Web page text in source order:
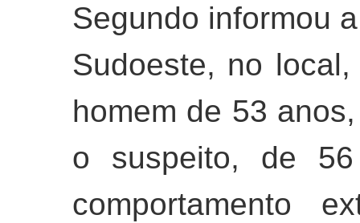
Segundo informou
Sudoeste, no
homem de 53
o suspeito, de
comportamento